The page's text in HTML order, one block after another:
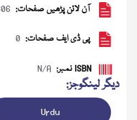
آن لائن پڑھیں صفحات:
پی ڈی ایف صفحات: 0
ISBN نمبر: N/A
دیگر لینگوجز:
Urdu